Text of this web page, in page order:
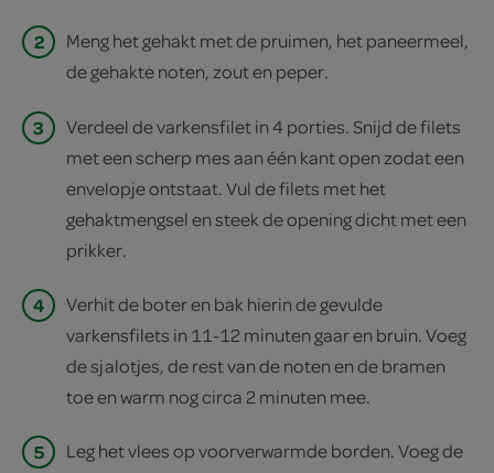
2
Meng het gehakt met de pruimen, het paneermeel,
de gehakte noten, zout en peper.
3
Verdeel de varkensfilet in 4 porties. Snijd de filets
met een scherp mes aan één kant open zodat een
envelopje ontstaat. Vul de filets met het
gehaktmengsel en steek de opening dicht met een
prikker.
4
Verhit de boter en bak hierin de gevulde
varkensfilets in 11-12 minuten gaar en bruin. Voeg
de sjalotjes, de rest van de noten en de bramen
toe en warm nog circa 2 minuten mee.
5
Leg het vlees op voorverwarmde borden. Voeg de